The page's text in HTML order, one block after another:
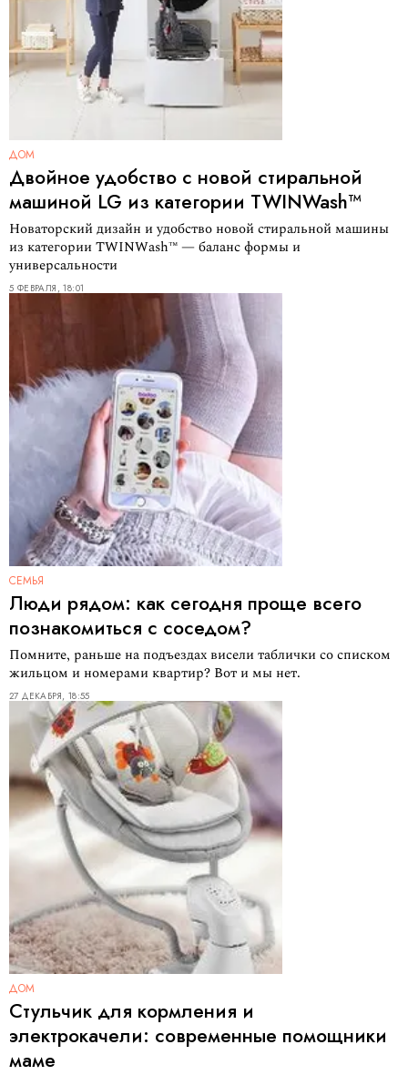
ДОМ
Двойное удобство с новой стиральной
машиной LG из категории TWINWash™
Новаторский дизайн и удобство новой стиральной машины
из категории TWINWash™ — баланс формы и
универсальности
5 ФЕВРАЛЯ, 18:01
СЕМЬЯ
Люди рядом: как сегодня проще всего
познакомиться с соседом?
Помните, раньше на подъездах висели таблички со списком
жильцом и номерами квартир? Вот и мы нет.
27 ДЕКАБРЯ, 18:55
ДОМ
Стульчик для кормления и
электрокачели: современные помощники
маме